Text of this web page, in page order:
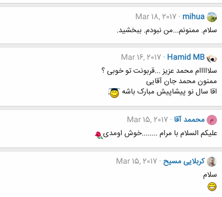
mihua
Mar 18, 2017
سلام. ممنونم...من نبودم. ببخشید.
Hamid MB
Mar 16, 2017
سلااااام محمد عزیز ...قربونت تو خوبی ؟
ممنون محمد جان آقایی
اقا سال نو پیشاپیش مبارک باشه
م محممد آقا Mar 15, 2017
علیکم السلام با مرام ........خوش اومدی
کربلایی مسیح Mar 15, 2017
سلام